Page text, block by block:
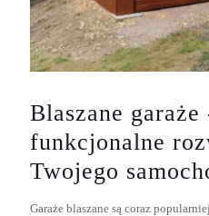
Blaszane garaże
funkcjonalne
Twojego
Garaże blaszane są coraz